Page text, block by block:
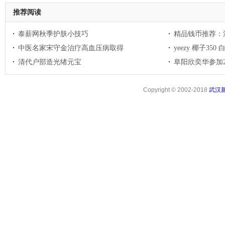
推荐阅读
泰薪网秋季护肤小技巧
精品钱币推荐
中医名家宋守金治疗高血压病取得
yeezy 椰子350
清代户部造光绪元宝
阜阳欣奕华参加
Copyright © 2002-2018 武汉